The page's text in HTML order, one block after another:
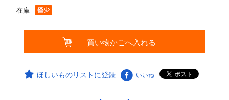
在庫
ほしいものリストに登録 いいね